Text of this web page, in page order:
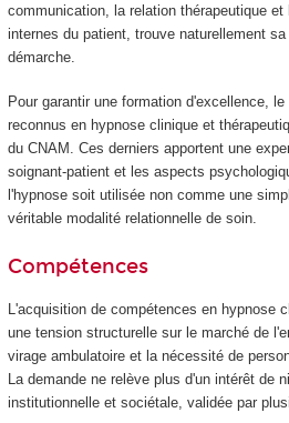
communication, la relation thérapeutique
internes du patient, trouve naturellement
démarche.
Pour garantir une formation d'excellence,
reconnus en hypnose clinique et
du CNAM. Ces derniers apportent une
soignant-patient et les aspects
l'hypnose soit utilisée non comme une
véritable modalité relationnelle de soin.
Compétences
L'acquisition de compétences en hypnose
une tension structurelle sur le marché de
virage ambulatoire et la nécessité de
La demande ne relève plus d'un intérêt de
institutionnelle et sociétale, validée par